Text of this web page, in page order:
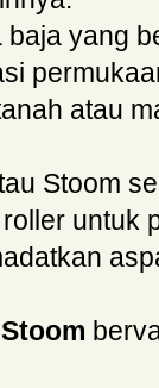
baja yang
atau
Stoom
untuk